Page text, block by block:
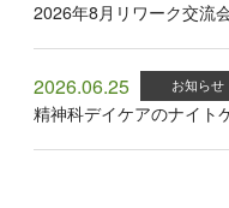
2026年8月リワーク交流
2026.06.25 お知らせ